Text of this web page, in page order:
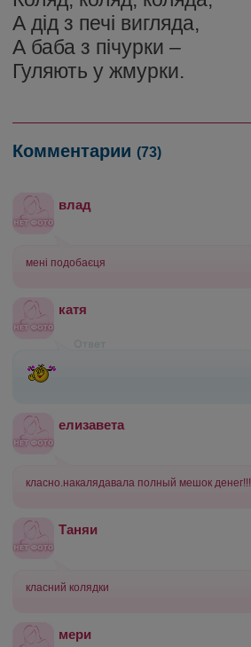
А дід з печі вигляда,
А баба з пічурки –
Гуляють у жмурки.
Комментарии (73)
влад
мені подобаєця
катя
елизавета
класно.накалядавала полный мешок денег!!!
Таняи
класний колядки
мери